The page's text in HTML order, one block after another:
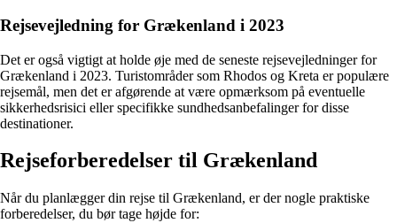
Rejsevejledning for Grækenland i 2023
Det er også vigtigt at holde øje med de seneste rejsevejledninger for
Grækenland i 2023. Turistområder som Rhodos og Kreta er populære
rejsemål, men det er afgørende at være opmærksom på eventuelle
sikkerhedsrisici eller specifikke sundhedsanbefalinger for disse
destinationer.
Rejseforberedelser til Grækenland
Når du planlægger din rejse til Grækenland, er der nogle praktiske
forberedelser, du bør tage højde for: